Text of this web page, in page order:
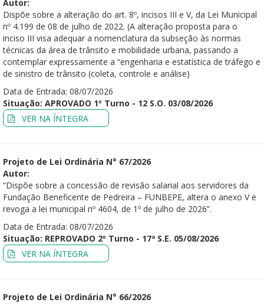
Autor:
Dispõe sobre a alteração do art. 8º, incisos III e V, da Lei Municipal
nº 4.199 de 08 de julho de 2022. (A alteração proposta para o
inciso III visa adequar a nomenclatura da subseção às normas
técnicas da área de trânsito e mobilidade urbana, passando a
contemplar expressamente a “engenharia e estatística de tráfego e
de sinistro de trânsito (coleta, controle e análise)
Data de Entrada: 08/07/2026
Situação: APROVADO 1º Turno - 12 S.O. 03/08/2026
VER NA ÍNTEGRA
Projeto de Lei Ordinária N° 67/2026
Autor:
“Dispõe sobre a concessão de revisão salarial aos servidores da
Fundação Beneficente de Pedreira – FUNBEPE, altera o anexo V e
revoga a lei municipal nº 4604, de 1º de julho de 2026”.
Data de Entrada: 08/07/2026
Situação: REPROVADO 2º Turno - 17ª S.E. 05/08/2026
VER NA ÍNTEGRA
Projeto de Lei Ordinária N° 66/2026